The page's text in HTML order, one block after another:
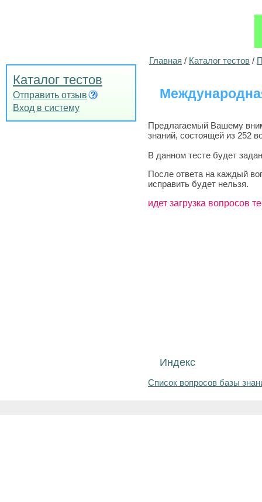
Каталог тестов
Отправить отзыв
Вход в систему
Главная / Каталог тестов /
Предлагаемый Вашему
знаний, состоящей из 252
В данном тесте будет
После ответа на каждый
исправить будет нельзя.
идет загрузка вопросов
Индекс
Список вопросов базы